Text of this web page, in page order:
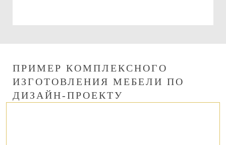
ПРИМЕР КОМПЛЕКСНОГО
ИЗГОТОВЛЕНИЯ МЕБЕЛИ ПО
ДИЗАЙН-ПРОЕКТУ